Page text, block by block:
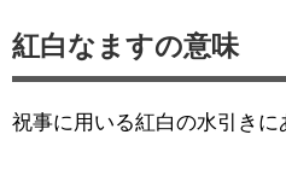
紅白なますの意味
祝事に用いる紅白の水引きに